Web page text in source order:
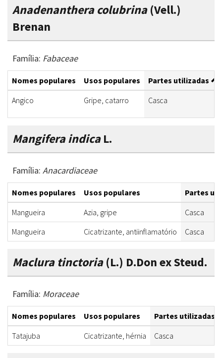
Anadenanthera colubrina(Vell.)
Brenan
Família: Fabaceae
Nomes populares Usos populares
Partes utilizadas
Angico
Gripe, catarro Casca
Mangifera indicaL.
Família: Anacardiaceae
Nomes populares Usos populares
Partes
Mangueira
Azia, gripe
Casca
Mangueira
Cicatrizante, antiinflamatório Casca
Maclura tinctoria(L.) D.Don ex Steud.
Família: Moraceae
Nomes populares Usos populares
Partes utilizadas
Tatajuba
Cicatrizante, hérnia Casca